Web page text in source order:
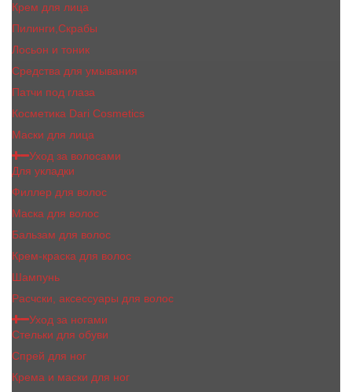
Крем для лица
Пилинги,Скрабы
Лосьон и тоник
Средства для умывания
Патчи под глаза
Косметика Dari Cosmetics
Маски для лица
Уход за волосами
Для укладки
Филлер для волос
Маска для волос
Бальзам для волос
Крем-краска для волос
Шампунь
Расчски, аксессуары для волос
Уход за ногами
Стельки для обуви
Спрей для ног
Крема и маски для ног